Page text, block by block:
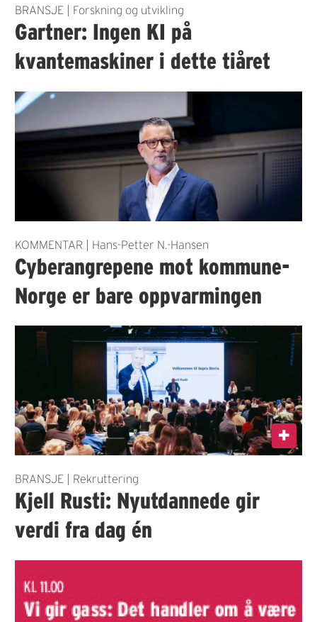
BRANSJE | Forskning og utvikling
Gartner: Ingen KI på
kvantemaskiner i dette tiåret
KOMMENTAR | Hans-Petter N.-Hansen
Cyberangrepene mot kommune-
Norge er bare oppvarmingen
BRANSJE | Rekruttering
Kjell Rusti: Nyutdannede gir
verdi fra dag én